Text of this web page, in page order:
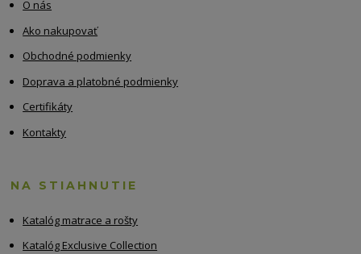
O nás
Ako nakupovať
Obchodné podmienky
Doprava a platobné podmienky
Certifikáty
Kontakty
NA STIAHNUTIE
Katalóg matrace a rošty
Katalóg Exclusive Collection